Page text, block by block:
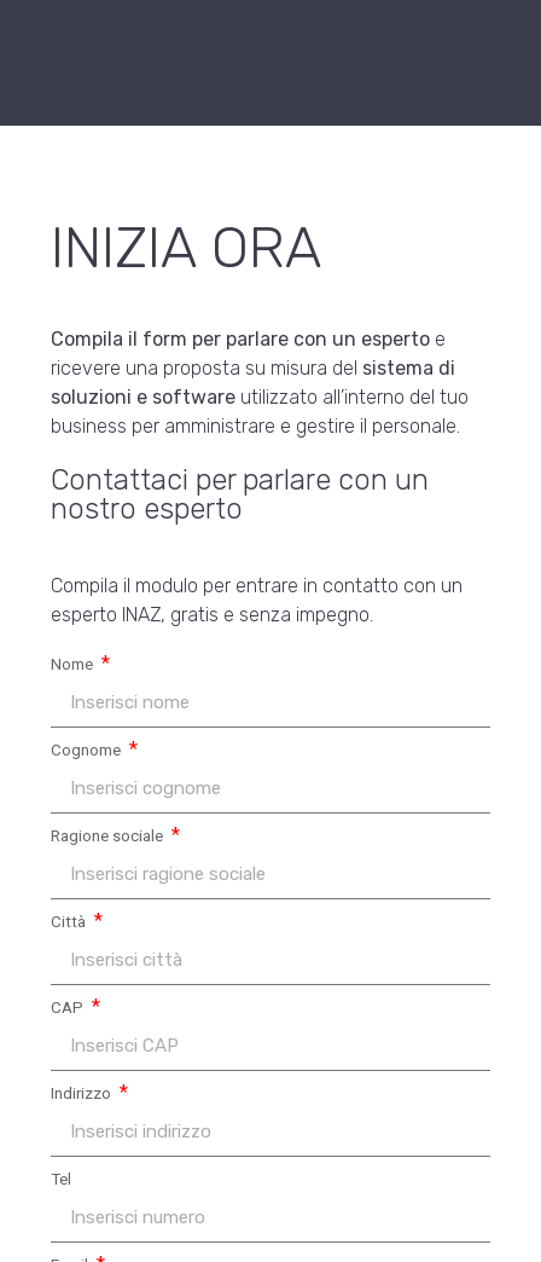
INIZIA ORA
Compila il form per parlare con un esperto e
ricevere una proposta su misura del sistema di
soluzioni e software utilizzato all’interno del tuo
business per amministrare e gestire il personale.
Contattaci per parlare con un
nostro esperto
Compila il modulo per entrare in contatto con un
esperto INAZ, gratis e senza impegno.
Nome
Cognome
Ragione sociale
Città
CAP
Indirizzo
Tel